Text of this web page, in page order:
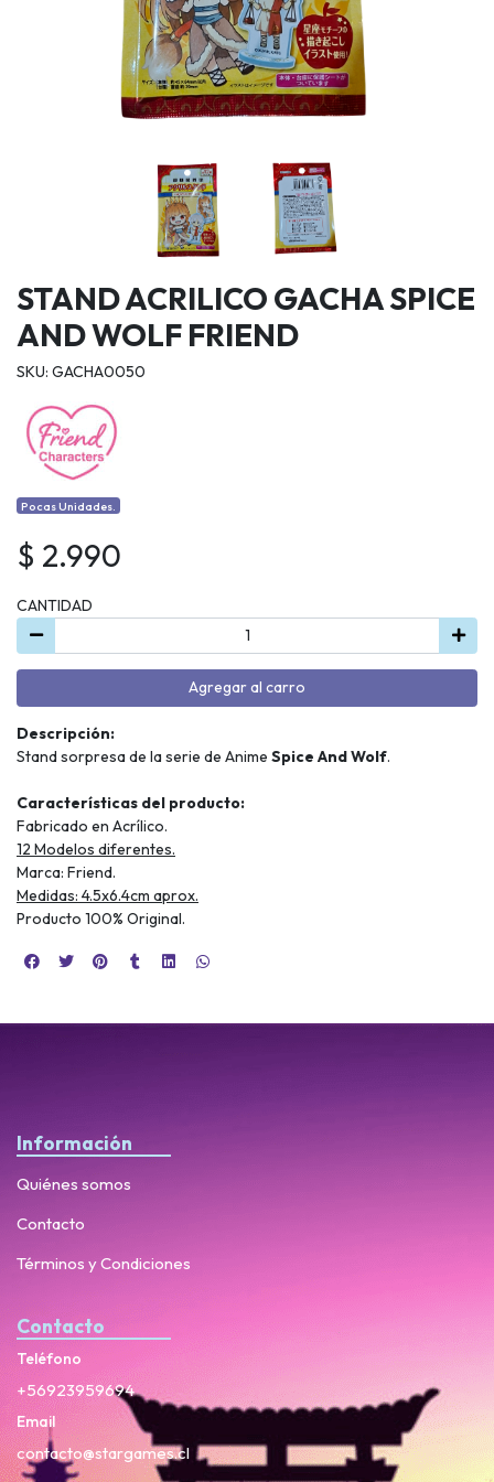
STAND ACRILICO GACHA SPICE
AND WOLF FRIEND
SKU: GACHA0050
Pocas Unidades.
$ 2.990
CANTIDAD
Agregar al carro
Descripción:
Stand sorpresa de la serie de Anime Spice And Wolf.
Características del producto:
Fabricado en Acrílico.
12 Modelos diferentes.
Marca: Friend.
Medidas: 4.5x6.4cm aprox.
Producto 100% Original.
Información
Quiénes somos
Contacto
Términos y Condiciones
Contacto
Teléfono
+56923959694
Email
contacto@stargames.cl